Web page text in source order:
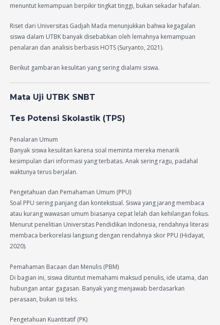
menuntut kemampuan berpikir tingkat tinggi, bukan sekadar hafalan.
Riset dari Universitas Gadjah Mada menunjukkan bahwa kegagalan
siswa dalam UTBK banyak disebabkan oleh lemahnya kemampuan
penalaran dan analisis berbasis HOTS (Suryanto, 2021).
Berikut gambaran kesulitan yang sering dialami siswa.
Mata Uji UTBK SNBT
Tes Potensi Skolastik (TPS)
Penalaran Umum
Banyak siswa kesulitan karena soal meminta mereka menarik
kesimpulan dari informasi yang terbatas. Anak sering ragu, padahal
waktunya terus berjalan.
Pengetahuan dan Pemahaman Umum (PPU)
Soal PPU sering panjang dan kontekstual. Siswa yang jarang membaca
atau kurang wawasan umum biasanya cepat lelah dan kehilangan fokus.
Menurut penelitian Universitas Pendidikan Indonesia, rendahnya literasi
membaca berkorelasi langsung dengan rendahnya skor PPU (Hidayat,
2020).
Pemahaman Bacaan dan Menulis (PBM)
Di bagian ini, siswa dituntut memahami maksud penulis, ide utama, dan
hubungan antar gagasan. Banyak yang menjawab berdasarkan
perasaan, bukan isi teks.
Pengetahuan Kuantitatif (PK)